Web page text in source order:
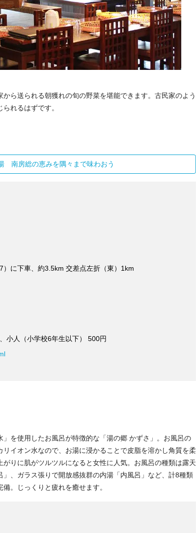
ら送られる朝獲れの旬の野菜を堪能できます。古民家のよう
れるはずです。
南房総の恵みを隅々まで味わおう
）に下車、約3.5km 交差点左折（東）1km
人（小学校6年生以下） 500円
」を使用したお風呂が特徴的な「湯の郷 かずさ」。お風呂の
イオン水なので、お湯に浸かることで皮脂を溶かし角質を柔
りに肌がツルツルになると女性に人気。お風呂の種類は露天
、ガラス張りで開放感抜群の内湯「内風呂」など、計8種類
。じっくりと疲れを癒せます。